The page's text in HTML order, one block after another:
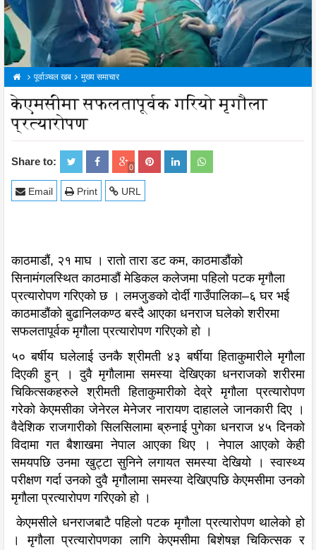
पूर्वाञ्चल खब मुख्य समाचार
केएमसीमा सफलतापूर्वक गरियो मृगौला
प्रत्यारोपण
Share to: 0
URL
Print
Email
काठमाडौं, २१ माघ । रातो तारा डट कम, काठमाडौंको
सिनामंगलस्थित काठमाडौं मेडिकल कलेजमा पहिलो पटक मृगौला
प्रत्यारोपण गरिएको छ । लमजुङको दोर्दी गाउँपालिका–६ घर भई
काठमाडौंको बुढानिलकण्ठ बस्दै आएका धनराज घलेको शरीरमा
सफलतापूर्वक मृगौला प्रत्यारोपण गरिएको हो ।
५० बर्षीय घलेलाई उनकै श्रीमती ४३ बर्षीया हिताकुमारीले मृगौला
दिएकी हुन् । दुवै मृगौलामा समस्या देखिएका धनराजको शरीरमा
चिकित्सकहरुले श्रीमती हिताकुमारीको देव्रे मृगौला प्रत्यारोपण
गरेको केएमसीका जेनेरल मेनेजर नारायण दाहालले जानकारी दिए ।
वैदेशिक राजगारीको सिलसिलामा ब्रुनाई पुगेका धनराज ४५ दिनको
विदामा गत बैशाखमा नेपाल आएका थिए । नेपाल आएको केही
समयपछि उनमा खुट्टा सुनिने लगायत समस्या देखियो । स्वास्थ्य
परीक्षण गर्दा उनको दुवै मृगौलामा समस्या देखिएपछि केएमसीमा उनको
मृगौला प्रत्यारोपण गरिएको हो ।
केएमसीले धनराजबाटै पहिलो पटक मृगौला प्रत्यारोपण थालेको हो
। मृगौला प्रत्यारोपणका लागि केएमसीमा बिशेषज्ञ चिकित्सक र